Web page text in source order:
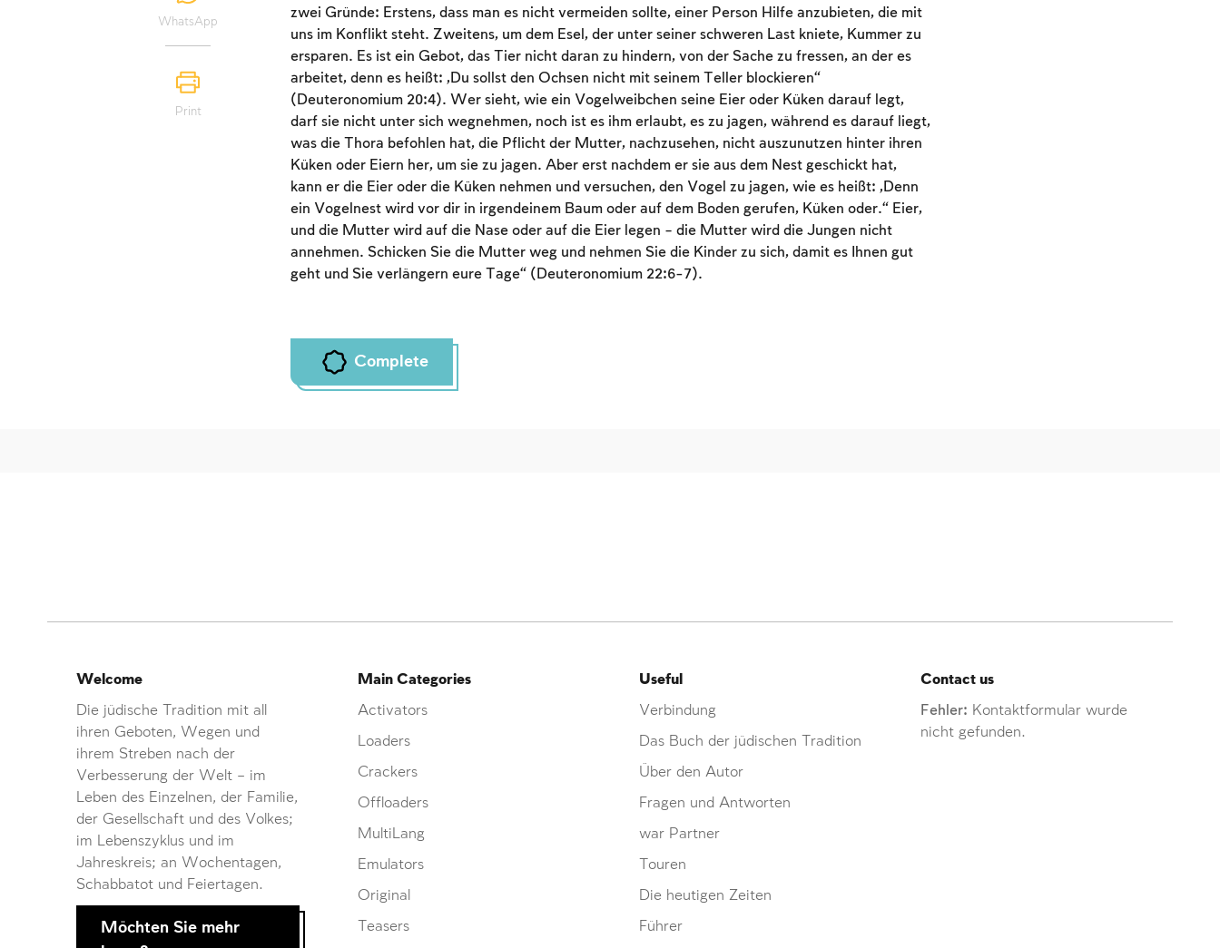
WhatsApp
Print
zwei Gründe: Erstens, dass man es nicht vermeiden sollte, einer Person Hilfe anzubieten, die mit
uns im Konflikt steht. Zweitens, um dem Esel, der unter seiner schweren Last kniete, Kummer zu
ersparen. Es ist ein Gebot, das Tier nicht daran zu hindern, von der Sache zu fressen, an der es
arbeitet, denn es heißt: „Du sollst den Ochsen nicht mit seinem Teller blockieren“
(Deuteronomium 20:4). Wer sieht, wie ein Vogelweibchen seine Eier oder Küken darauf legt,
darf sie nicht unter sich wegnehmen, noch ist es ihm erlaubt, es zu jagen, während es darauf liegt,
was die Thora befohlen hat, die Pflicht der Mutter, nachzusehen, nicht auszunutzen hinter ihren
Küken oder Eiern her, um sie zu jagen. Aber erst nachdem er sie aus dem Nest geschickt hat,
kann er die Eier oder die Küken nehmen und versuchen, den Vogel zu jagen, wie es heißt: „Denn
ein Vogelnest wird vor dir in irgendeinem Baum oder auf dem Boden gerufen, Küken oder.“ Eier,
und die Mutter wird auf die Nase oder auf die Eier legen – die Mutter wird die Jungen nicht
annehmen. Schicken Sie die Mutter weg und nehmen Sie die Kinder zu sich, damit es Ihnen gut
geht und Sie verlängern eure Tage“ (Deuteronomium 22:6-7).
Complete
Account required
To mark concepts as learned, you'll need to create
an account or log in.
Sign up
Contact us
Fehler: Kontaktformular wurde
nicht gefunden.
Useful
Verbindung
Das Buch der jüdischen Tradition
Über den Autor
Fragen und Antworten
war Partner
Touren
Die heutigen Zeiten
Führer
Main Categories
Activators
Loaders
Crackers
Offloaders
MultiLang
Emulators
Original
Teasers
Welcome
Die jüdische Tradition mit all
ihren Geboten, Wegen und
ihrem Streben nach der
Verbesserung der Welt – im
Leben des Einzelnen, der Familie,
der Gesellschaft und des Volkes;
im Lebenszyklus und im
Jahreskreis; an Wochentagen,
Schabbatot und Feiertagen.
Möchten Sie mehr